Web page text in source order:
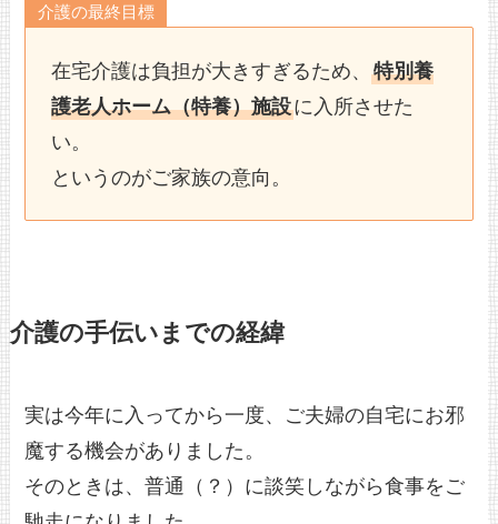
介護の最終目標
在宅介護は負担が大きすぎるため、 特別養
護老人ホーム（特養）施設に入所させた
い。
というのがご家族の意向。
介護の手伝いまでの経緯
実は今年に入ってから一度、ご夫婦の自宅にお邪
魔する機会がありました。
そのときは、普通（？）に談笑しながら食事をご